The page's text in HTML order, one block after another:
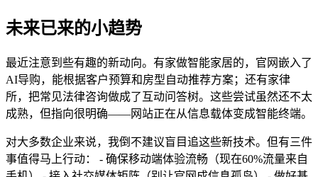
未来已来的小趋势
最近注意到些有趣的新动向。有家做智能家居的，官网嵌入了
AI导购，能根据客户预算和房型自动推荐方案；还有家律
所，把常见法律咨询做成了互动问答树。这些尝试虽然还不太
成熟，但指向很明确——网站正在从信息载体变成智能终端。
对大多数企业来说，我倒不建议盲目追这些新技术。但有三件
事值得马上行动： - 确保移动端体验流畅（现在60%流量来自